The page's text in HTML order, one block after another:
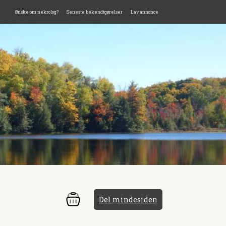
Ønske om nekrolog? Seneste bekendtgørelser Lav annonce
Del mindesiden